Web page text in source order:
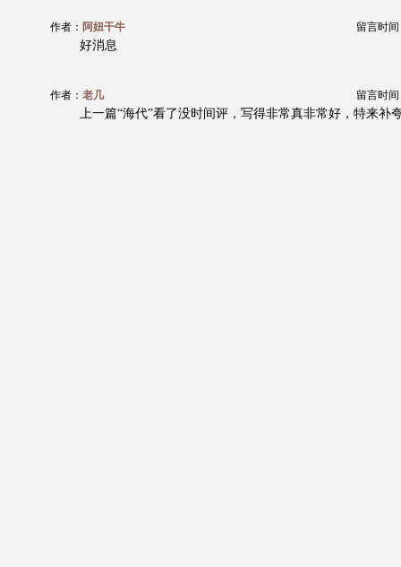
作者： 阿妞干牛 留言时间
好消息
作者： 老几 留言时间
上一篇“海代”看了没时间评，写得非常真非常好，特来补